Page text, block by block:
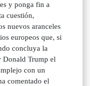
y ponga fin a
cuestión,
nuevos aranceles
europeos que, si
concluya la
Donald Trump el
con un
comentado el